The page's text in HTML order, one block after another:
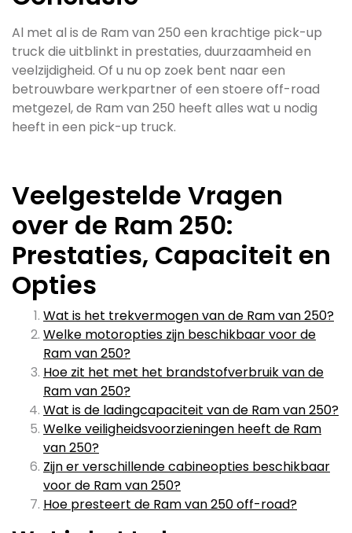
Al met al is de Ram van 250 een krachtige pick-up
truck die uitblinkt in prestaties, duurzaamheid en
veelzijdigheid. Of u nu op zoek bent naar een
betrouwbare werkpartner of een stoere off-road
metgezel, de Ram van 250 heeft alles wat u nodig
heeft in een pick-up truck.
Veelgestelde Vragen
over de Ram 250:
Prestaties, Capaciteit en
Opties
Wat is het trekvermogen van de Ram van 250?
Welke motoropties zijn beschikbaar voor de
Ram van 250?
Hoe zit het met het brandstofverbruik van de
Ram van 250?
Wat is de ladingcapaciteit van de Ram van 250?
Welke veiligheidsvoorzieningen heeft de Ram
van 250?
Zijn er verschillende cabineopties beschikbaar
voor de Ram van 250?
Hoe presteert de Ram van 250 off-road?